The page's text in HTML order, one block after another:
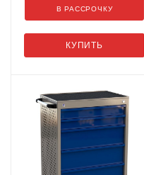
КУПИТЬ
В РАССРОЧКУ